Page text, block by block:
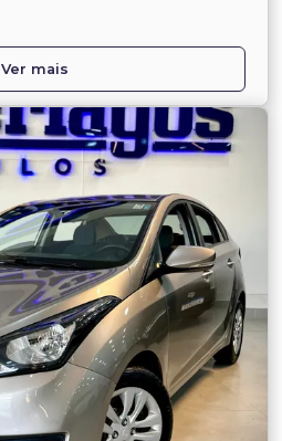
Ver mais